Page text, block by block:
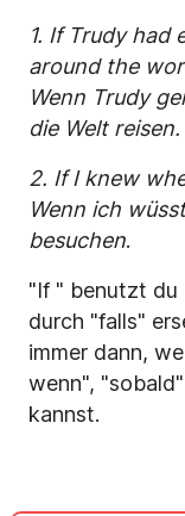
1. If Trudy had
around the
Wenn Trudy
die Welt reisen.
2. If I knew
Wenn ich
besuchen.
"If " benutzt du
durch "falls"
immer dann,
wenn",
kannst.